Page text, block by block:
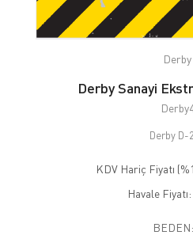
Derby
Derby Sanayi
Derby D-
KDV Hariç Fiyatı (
Havale Fiyatı:
BEDEN: